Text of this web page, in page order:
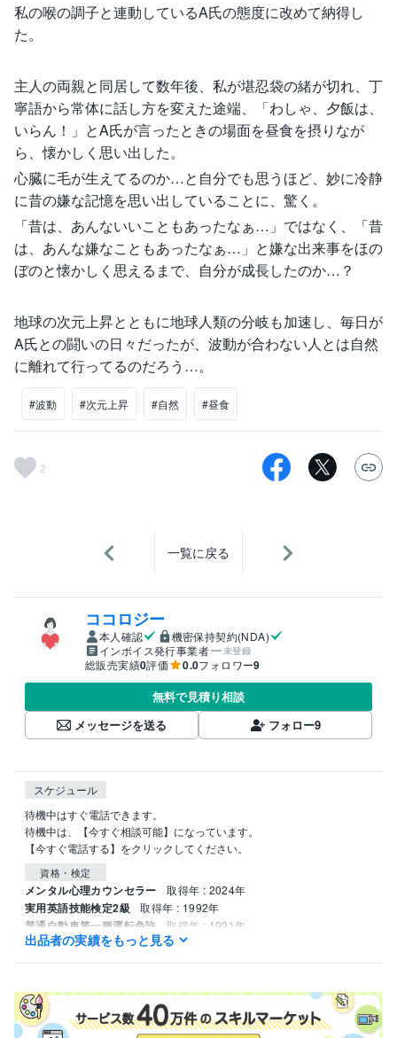
私の喉の調子と連動しているA氏の態度に改めて納得し
た。
主人の両親と同居して数年後、私が堪忍袋の緒が切れ、丁
寧語から常体に話し方を変えた途端、「わしゃ、夕飯は、
いらん！」とA氏が言ったときの場面を昼食を摂りなが
ら、懐かしく思い出した。
心臓に毛が生えてるのか…と自分でも思うほど、妙に冷静
に昔の嫌な記憶を思い出していることに、驚く。
「昔は、あんないいこともあったなぁ…」ではなく、「昔
は、あんな嫌なこともあったなぁ…」と嫌な出来事をほの
ぼのと懐かしく思えるまで、自分が成長したのか…？
地球の次元上昇とともに地球人類の分岐も加速し、毎日が
A氏との闘いの日々だったが、波動が合わない人とは自然
に離れて行ってるのだろう…。
#波動 #次元上昇 #自然 #昼食
2
一覧に戻る
ココロジー
本人確認
機密保持契約(NDA)
インボイス発行事業者
未登録
総販売実績0評価 0.0フォロワー9
無料で見積り相談
メッセージを送る
フォロー9
スケジュール
待機中はすぐ電話できます。
待機中は、【今すぐ相談可能】になっています。
【今すぐ電話する】をクリックしてください。
資格・検定
メンタル心理カウンセラー 取得年 : 2024年
実用英語技能検定2級 取得年 : 1992年
普通自動車第一種運転免許 取得年 : 1991年
出品者の実績をもっと見る